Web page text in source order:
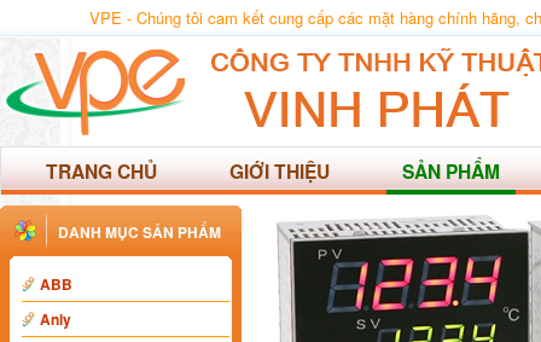
VPE - Chúng tôi cam kết cung cấp các mặt hàng chính hãng,
TRANG CHỦ GIỚI THIỆU SẢN PHẨM
DANH MỤC SẢN PHẨM
ABB
Anly